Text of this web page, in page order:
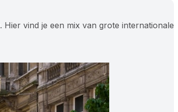
vind je een mix van grote internationale